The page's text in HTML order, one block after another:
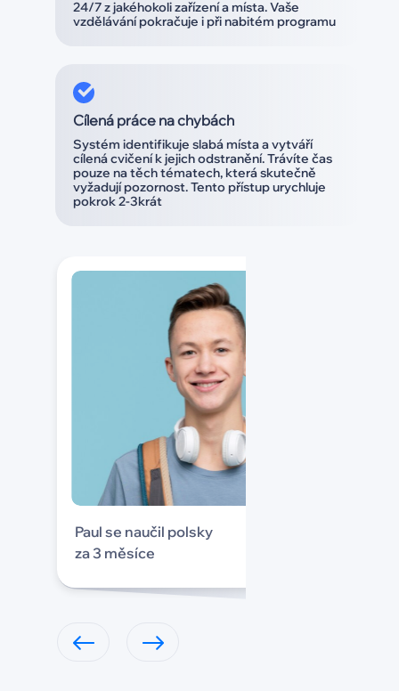
24/7 z jakéhokoli zařízení a místa. Vaše
vzdělávání pokračuje i při nabitém programu
Cílená práce na chybách
Systém identifikuje slabá místa a vytváří
cílená cvičení k jejich odstranění. Trávíte čas
pouze na těch tématech, která skutečně
vyžadují pozornost. Tento přístup urychluje
pokrok 2-3krát
Paul se naučil polsky
za 3 měsíce